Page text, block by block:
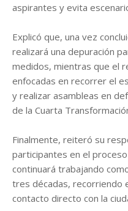
aspirantes y evita
Explicó que, una vez
realizará una depuración
medidos, mientras que el
enfocadas en recorrer el
y realizar asambleas en
de la Cuarta
Finalmente, reiteró su
participantes en el
continuará trabajando
tres décadas, recorriendo
contacto directo con la